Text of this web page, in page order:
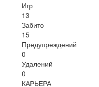
Игр
13
Забито
15
Предупреждений
0
Удалений
0
КАРЬЕРА